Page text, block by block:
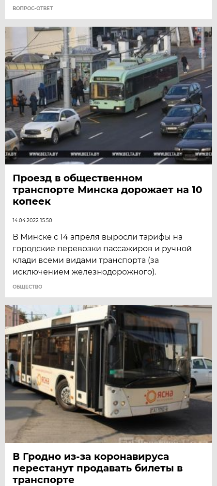
ВОПРОС-ОТВЕТ
Проезд в общественном
транспорте Минска дорожает на 10
копеек
14.04.2022 15:50
В Минске с 14 апреля выросли тарифы на
городские перевозки пассажиров и ручной
клади всеми видами транспорта (за
исключением железнодорожного).
ОБЩЕСТВО
В Гродно из-за коронавируса
перестанут продавать билеты в
транспорте